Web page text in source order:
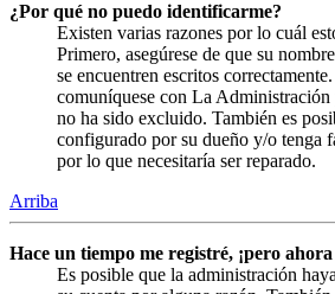
¿Por qué no puedo identificarme?
Existen varias razones por lo cuál
Primero, asegúrese de que su
se encuentren escritos
comuníquese con La Administración
no ha sido excluido. También es
configurado por su dueño y/o tenga
por lo que necesitaría ser reparado.
Arriba
Hace un tiempo me registré, ¡pero
Es posible que la administración